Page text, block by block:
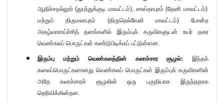
ஆதிச்சநல்லூர்(தூத்துக்குடி மாவட்டம்), சாஸ்தாபுரம் (தேனி மாவட்டம்)
மற்றும் திருமலாபுரம் (திருநெல்வேலி மாவட்டம்) போன்ற
அகழ்வாராய்ச்சித் தளங்களில் இரும்புக் கருவிகளுடன் உயர் தகர
வெண்கலப் பொருட்கள் கண்டுபிடிக்கப் பட்டுள்ளன.
இரும்பு மற்றும் வெண்கலத்தின் கலாச்சார சூழல்: இந்தக்
கலைப்பொருட்களானது வெண்கலப் பொருட்கள் இரும்புக் கருவிகளின்
அதே கலாச்சாரச் சூழலின் ஒரு பகுதியாக இருந்ததாக
தெரிவிக்கின்றன.